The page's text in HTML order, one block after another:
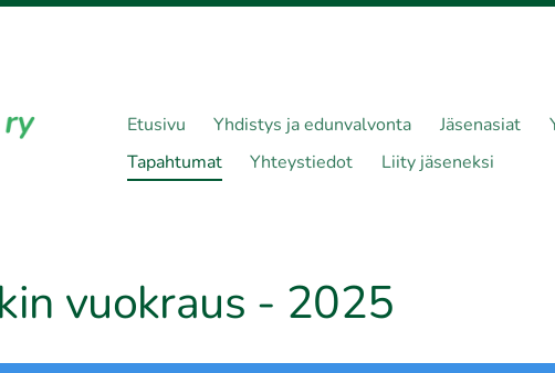
Etusivu Yhdistys ja edunvalvonta Jäsenasiat
Tapahtumat
Yhteystiedot Liity jäseneksi
vuokraus - 2025